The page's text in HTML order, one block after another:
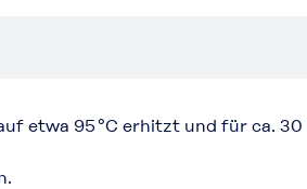
etwa 95 °C erhitzt und für ca.